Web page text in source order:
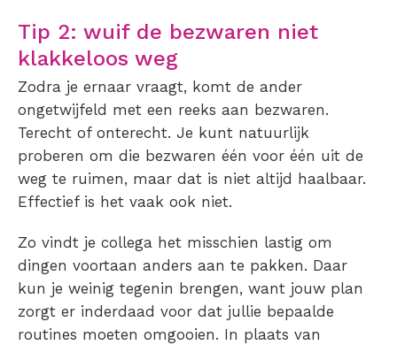
Tip 2: wuif de bezwaren niet
klakkeloos weg
Zodra je ernaar vraagt, komt de ander
ongetwijfeld met een reeks aan bezwaren.
Terecht of onterecht. Je kunt natuurlijk
proberen om die bezwaren één voor één uit de
weg te ruimen, maar dat is niet altijd haalbaar.
Effectief is het vaak ook niet.
Zo vindt je collega het misschien lastig om
dingen voortaan anders aan te pakken. Daar
kun je weinig tegenin brengen, want jouw plan
zorgt er inderdaad voor dat jullie bepaalde
routines moeten omgooien. In plaats van